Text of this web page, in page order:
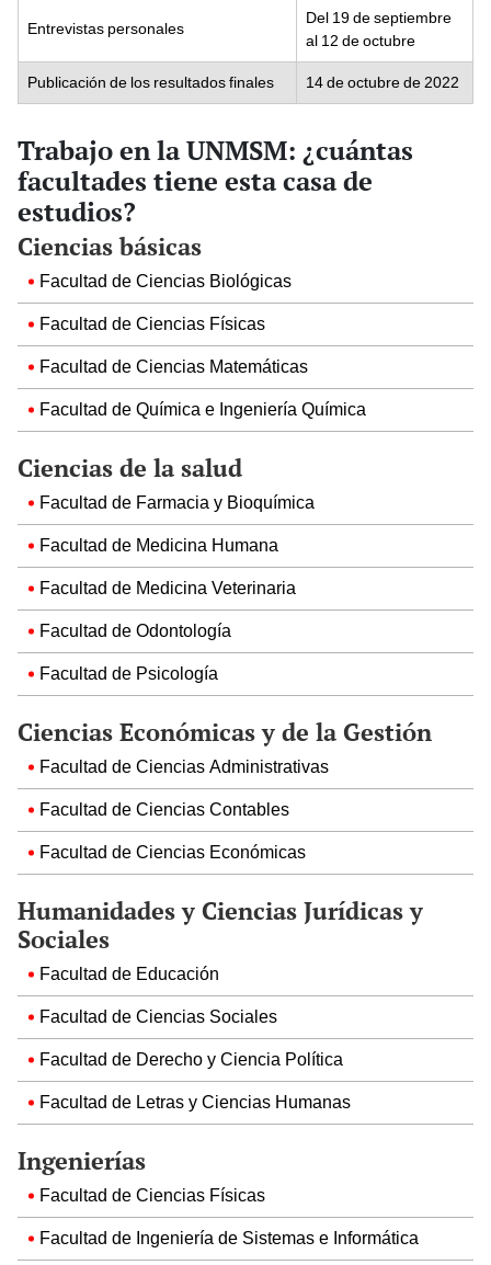
Entrevistas personales
Del 19 de septiembre
al 12 de octubre
Publicación de los resultados finales 14 de octubre de 2022
Trabajo en la UNMSM: ¿cuántas
facultades tiene esta casa de
estudios?
Ciencias básicas
Facultad de Ciencias Biológicas
Facultad de Ciencias Físicas
Facultad de Ciencias Matemáticas
Facultad de Química e Ingeniería Química
Ciencias de la salud
Facultad de Farmacia y Bioquímica
Facultad de Medicina Humana
Facultad de Medicina Veterinaria
Facultad de Odontología
Facultad de Psicología
Ciencias Económicas y de la Gestión
Facultad de Ciencias Administrativas
Facultad de Ciencias Contables
Facultad de Ciencias Económicas
Humanidades y Ciencias Jurídicas y
Sociales
Facultad de Educación
Facultad de Ciencias Sociales
Facultad de Derecho y Ciencia Política
Facultad de Letras y Ciencias Humanas
Ingenierías
Facultad de Ciencias Físicas
Facultad de Ingeniería de Sistemas e Informática